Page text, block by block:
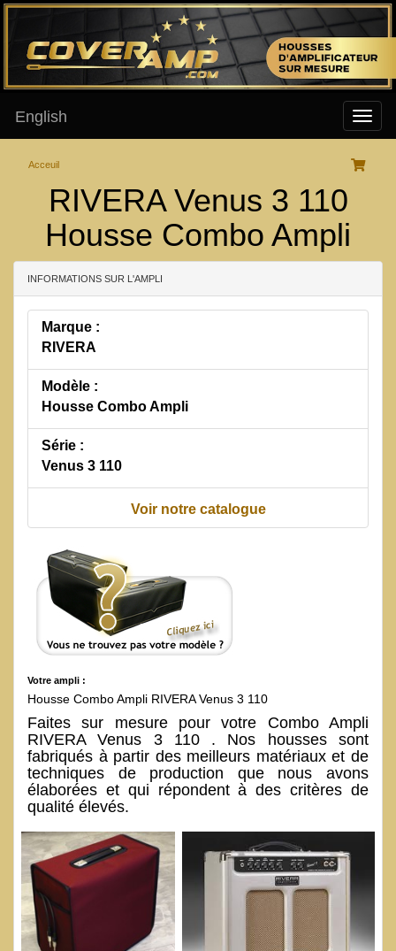
English
Acceuil
RIVERA Venus 3 110
Housse Combo Ampli
INFORMATIONS SUR L'AMPLI
Marque :
RIVERA
Modèle :
Housse Combo Ampli
Série :
Venus 3 110
Voir notre catalogue
Votre ampli :
Housse Combo Ampli RIVERA Venus 3 110
Faites sur mesure pour votre Combo Ampli
RIVERA Venus 3 110 . Nos housses sont
fabriqués à partir des meilleurs matériaux et de
techniques de production que nous avons
élaborées et qui répondent à des critères de
qualité élevés.